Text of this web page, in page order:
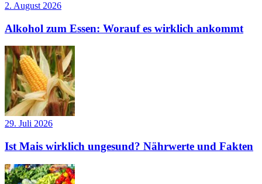
2. August 2026
Alkohol zum Essen: Worauf es wirklich ankommt
29. Juli 2026
Ist Mais wirklich ungesund? Nährwerte und Fakten